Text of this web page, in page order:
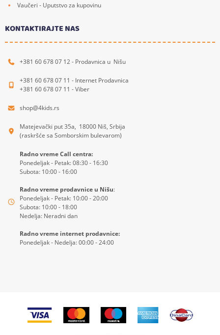
Vaučeri - Uputstvo za kupovinu
KONTAKTIRAJTE NAS
+381 60 678 07 12 - Prodavnica u Nišu
+381 60 678 07 11 - Internet Prodavnica
+381 60 678 07 11 - Viber
shop@4kids.rs
Matejevački put 35a, 18000 Niš, Srbija
(raskršće sa Somborskim bulevarom)
Radno vreme Call centra:
Ponedeljak - Petak: 08:30 - 16:30
Subota: 10:00 - 16:00
Radno vreme prodavnice u Nišu:
Ponedeljak - Petak: 10:00 - 20:00
Subota: 10:00 - 18:00
Nedelja: Neradni dan
Radno vreme internet prodavnice:
Ponedeljak - Nedelja: 00:00 - 24:00